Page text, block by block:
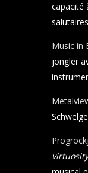
capacité
Music in
jongler
virtuosity